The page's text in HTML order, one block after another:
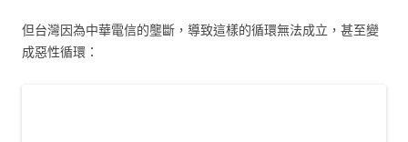
但台灣因為中華電信的壟斷，導致這樣的循環無法成立，甚至變
成惡性循環：